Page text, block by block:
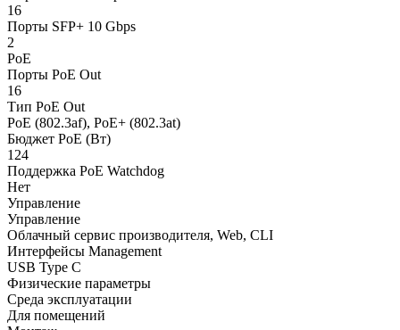
16
Порты SFP+ 10 Gbps
2
PoE
Порты PoE Out
16
Тип PoE Out
PoE (802.3af), PoE+ (802.3at)
Бюджет PoE (Вт)
124
Поддержка PoE Watchdog
Нет
Управление
Управление
Облачный сервис производителя, Web, CLI
Интерфейсы Management
USB Type C
Физические параметры
Среда эксплуатации
Для помещений